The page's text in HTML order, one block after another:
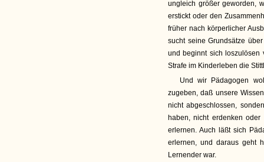
ungleich größer geworden,
erstickt oder den
früher nach körperlicher
sucht seine Grundsätze
und beginnt sich loszulösen
Strafe im Kinderleben die
Und wir Pädagogen
zugeben, daß unsere
nicht abgeschlossen,
haben, nicht erdenken
erlernen. Auch läßt sich
erlernen, und daraus geht
Lernender war.